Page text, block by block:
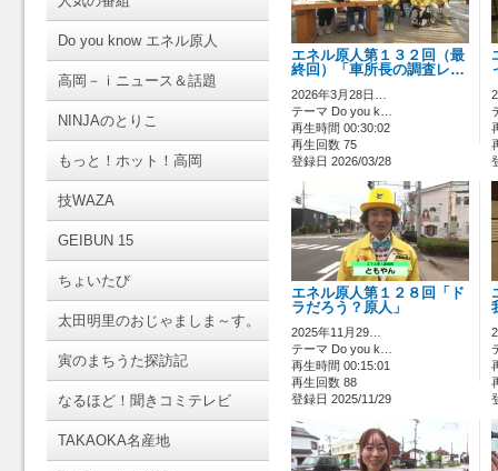
Do you know エネル原人
高岡－ｉニュース＆話題
NINJAのとりこ
もっと！ホット！高岡
技WAZA
GEIBUN 15
ちょいたび
太田明里のおじゃましま～す。
寅のまちうた探訪記
なるほど！聞きコミテレビ
TAKAOKA名産地
エネル原人第１３２回（最
終回）「車所長の調査レ…
2026年3月28日…
テーマ Do you k…
再生時間 00:30:02
再生回数 75
登録日 2026/03/28
エネル原人第１２８回「ド
ラだろう？原人」
2025年11月29…
テーマ Do you k…
再生時間 00:15:01
再生回数 88
登録日 2025/11/29